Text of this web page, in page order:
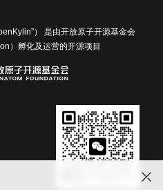
） 是由开放原子开源基金会
）孵化及运营的开源项目